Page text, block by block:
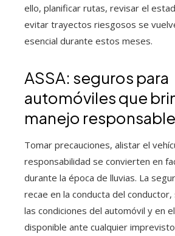
ello, planificar rutas, revisar el
evitar trayectos riesgosos se
esencial durante estos meses.
ASSA: seguros para
automóviles que
manejo responsable
Tomar precauciones, alistar el
responsabilidad se convierten en
durante la época de lluvias. La
recae en la conducta del
las condiciones del automóvil y en
disponible ante cualquier